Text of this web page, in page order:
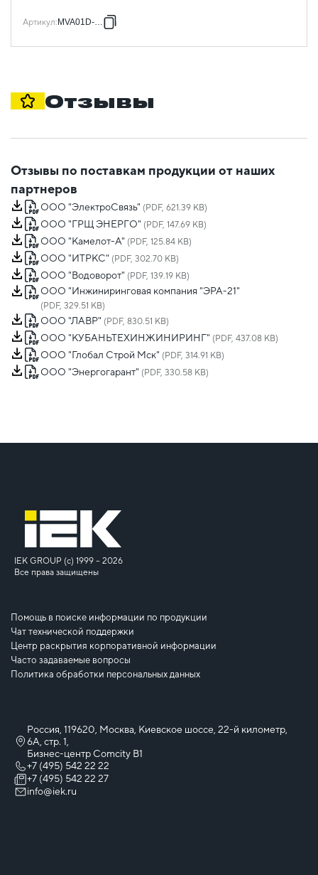
Артикул:MVA01D-RN
Отзывы
Отзывы по поставкам продукции от наших
партнеров
ООО "ЭлектроСвязь" (PDF, 621.39 KB)
ООО "ГРЩ ЭНЕРГО" (PDF, 147.69 KB)
ООО "Камелот-А" (PDF, 125.84 KB)
ООО "ИТРКС" (PDF, 302.70 KB)
ООО "Водоворот" (PDF, 139.19 KB)
ООО "Инжиниринговая компания "ЭРА-21"
(PDF, 329.51 KB)
ООО "ЛАВР" (PDF, 830.51 KB)
ООО "КУБАНЬТЕХИНЖИНИРИНГ" (PDF, 437.08 KB)
ООО "Глобал Строй Мск" (PDF, 314.91 KB)
ООО "Энергогарант" (PDF, 330.58 KB)
IEK GROUP (c) 1999 – 2026
Все права защищены
Помощь в поиске информации по продукции
Чат технической поддержки
Центр раскрытия корпоративной информации
Часто задаваемые вопросы
Политика обработки персональных данных
Россия, 119620, Москва, Киевское шоссе, 22-й километр,
6А, стр. 1,
Бизнес-центр Comcity B1
+7 (495) 542 22 22
+7 (495) 542 22 27
info@iek.ru